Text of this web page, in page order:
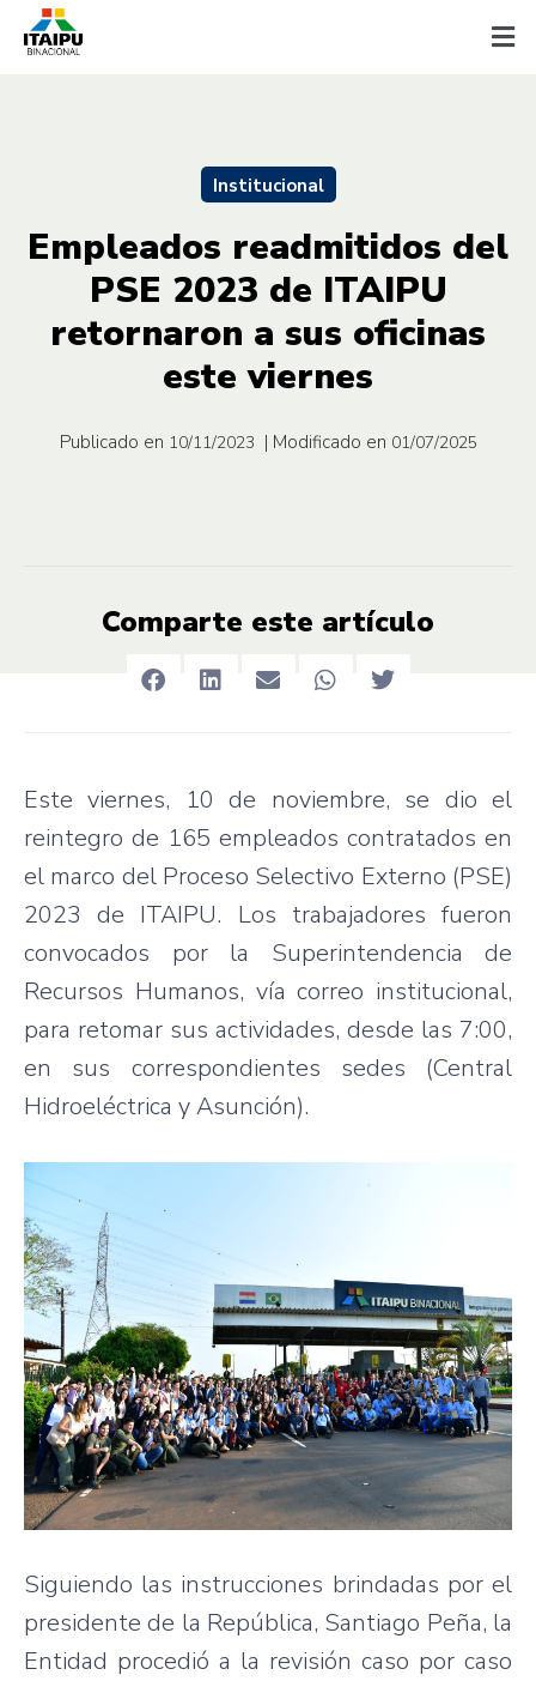
Institucional
Empleados readmitidos del
PSE 2023 de ITAIPU
retornaron a sus oficinas
este viernes
Publicado en 10/11/2023 | Modificado en 01/07/2025
Comparte este artículo
Este viernes, 10 de noviembre, se dio el
reintegro de 165 empleados contratados en
el marco del Proceso Selectivo Externo (PSE)
2023 de ITAIPU. Los trabajadores fueron
convocados por la Superintendencia de
Recursos Humanos, vía correo institucional,
para retomar sus actividades, desde las 7:00,
en sus correspondientes sedes (Central
Hidroeléctrica y Asunción).
Siguiendo las instrucciones brindadas por el
presidente de la República, Santiago Peña, la
Entidad procedió a la revisión caso por caso